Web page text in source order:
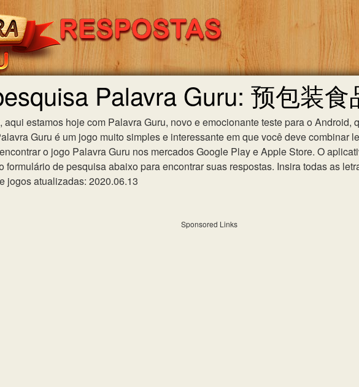
Palavra Guru: 预包装食
aqui estamos hoje com Palavra Guru, novo e emocionante teste para o Android,
Guru é um jogo muito simples e interessante em que você deve combinar
o jogo Palavra Guru nos mercados Google Play e Apple Store. O
formulário de pesquisa abaixo para encontrar suas respostas. Insira todas as
jogos atualizadas: 2020.06.13
Sponsored Links